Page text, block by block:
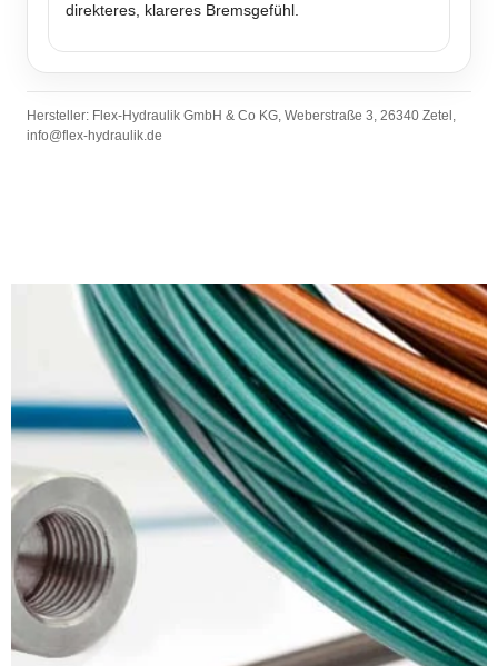
direkteres, klareres Bremsgefühl.
Hersteller: Flex-Hydraulik GmbH & Co KG, Weberstraße 3, 26340 Zetel,
info@flex-hydraulik.de